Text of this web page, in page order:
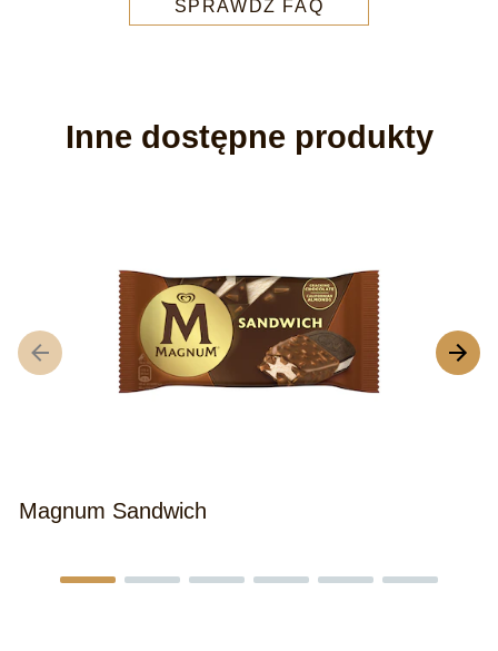
SPRAWDŹ FAQ
Inne dostępne produkty
Magnum Sandwich